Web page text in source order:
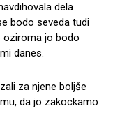
dela
bodo seveda tudi
oziroma jo bodo
danes.
za njene boljše
da jo zakockamo